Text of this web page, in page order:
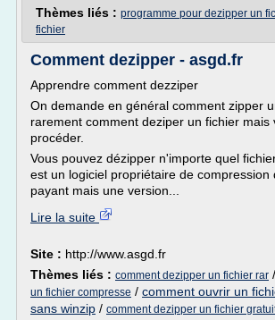
Thèmes liés : programme pour dezipper un
fichier
Comment dezipper - asgd.fr
Apprendre comment dezziper
On demande en général comment zipper
rarement comment deziper un fichier mais
procéder.
Vous pouvez dézipper n'importe quel
est un logiciel propriétaire de compression
payant mais une version...
Lire la suite
Site : http://www.asgd.fr
Thèmes liés : comment dezipper un fichier rar /
un fichier compresse / comment ouvrir un
sans winzip / comment dezipper un fichier